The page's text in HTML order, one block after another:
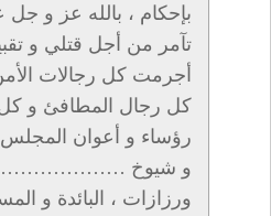
بإحكام ، بالله عز و جل
تآمر من أجل قتلي و
أجرمت كل رجالات
كل رجال المطافئ و
رؤساء و أعوان المجلس
و شيوخ
ورزازات ، البائدة و